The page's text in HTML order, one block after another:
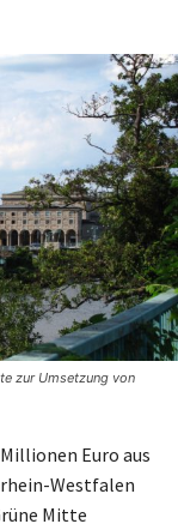
zur Umsetzung von
Euro aus
Westfalen
Mitte